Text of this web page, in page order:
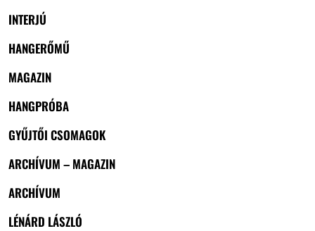
INTERJÚ
HANGERŐMŰ
MAGAZIN
HANGPRÓBA
GYŰJTŐI CSOMAGOK
ARCHÍVUM – MAGAZIN
ARCHÍVUM
LÉNÁRD LÁSZLÓ